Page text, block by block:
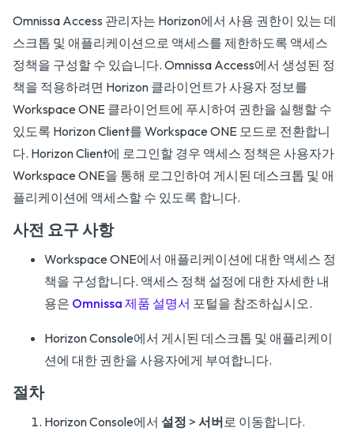
Omnissa Access 관리자는 Horizon에서 사용 권한이 있는 데
스크톱 및 애플리케이션으로 액세스를 제한하도록 액세스
정책을 구성할 수 있습니다. Omnissa Access에서 생성된 정
책을 적용하려면 Horizon 클라이언트가 사용자 정보를
Workspace ONE 클라이언트에 푸시하여 권한을 실행할 수
있도록 Horizon Client를 Workspace ONE 모드로 전환합니
다. Horizon Client에 로그인할 경우 액세스 정책은 사용자가
Workspace ONE을 통해 로그인하여 게시된 데스크톱 및 애
플리케이션에 액세스할 수 있도록 합니다.
사전 요구 사항
Workspace ONE에서 애플리케이션에 대한 액세스 정
책을 구성합니다. 액세스 정책 설정에 대한 자세한 내
용은 Omnissa 제품 설명서 포털을 참조하십시오.
Horizon Console에서 게시된 데스크톱 및 애플리케이
션에 대한 권한을 사용자에게 부여합니다.
절차
Horizon Console에서 설정 > 서버로 이동합니다.